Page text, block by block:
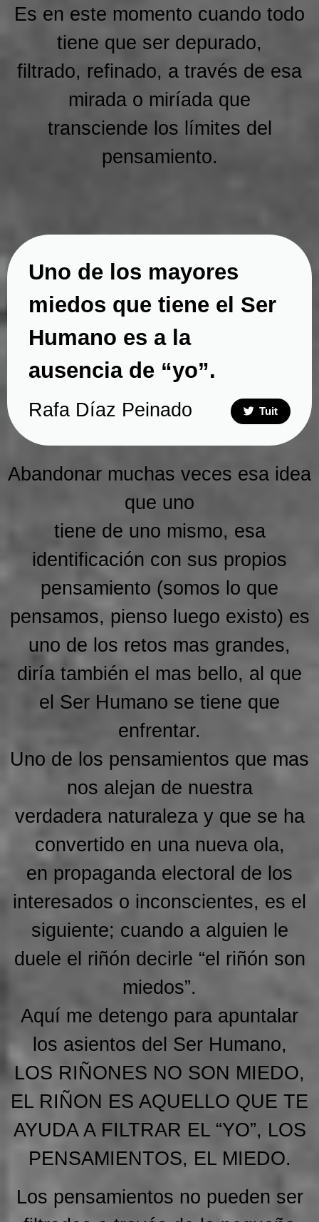
Es en este momento cuando todo
tiene que ser depurado,
filtrado, refinado, a través de esa
mirada o miríada que
transciende los límites del
pensamiento.
Uno de los mayores
miedos que tiene el Ser
Humano es a la
ausencia de “yo”.
Rafa Díaz Peinado Tuit
Abandonar muchas veces esa idea
que uno
tiene de uno mismo, esa
identificación con sus propios
pensamiento (somos lo que
pensamos, pienso luego existo) es
uno de los retos mas grandes,
diría también el mas bello, al que
el Ser Humano se tiene que
enfrentar.
Uno de los pensamientos que mas
nos alejan de nuestra
verdadera naturaleza y que se ha
convertido en una nueva ola,
en propaganda electoral de los
interesados o inconscientes, es el
siguiente; cuando a alguien le
duele el riñón decirle “el riñón son
miedos”.
Aquí me detengo para apuntalar
los asientos del Ser Humano,
LOS RIÑONES NO SON MIEDO,
EL RIÑON ES AQUELLO QUE TE
AYUDA A FILTRAR EL “YO”, LOS
PENSAMIENTOS, EL MIEDO.
Los pensamientos no pueden ser